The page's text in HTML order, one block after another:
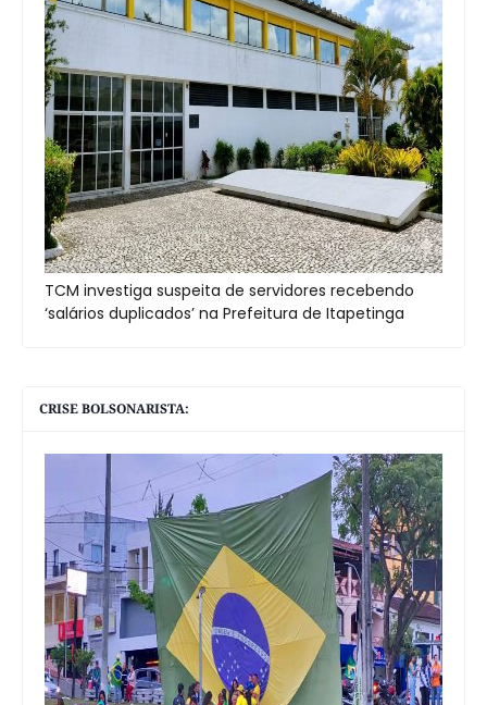
TCM investiga suspeita de servidores recebendo
‘salários duplicados’ na Prefeitura de Itapetinga
CRISE BOLSONARISTA: